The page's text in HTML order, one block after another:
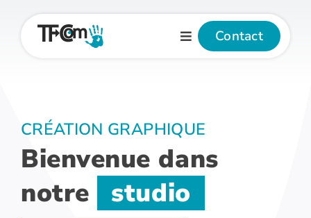
contenu
Contact
CRÉATION GRAPHIQUE
Bienvenue dans
notre
studio